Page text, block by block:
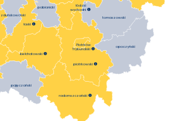
bełchatowski 
łaski 
łódzki
wschodni 
opoczyński
pabianicki
pajęczański
piotrkowski 
radomszczański 
tomaszowski
zduńskowolski
Piotrków
Trybunalski